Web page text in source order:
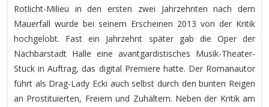
Rotlicht-Milieu in den ersten zwei Jahrzehnten nach dem
Mauerfall wurde bei seinem Erscheinen 2013 von der Kritik
hochgelobt. Fast ein Jahrzehnt später gab die Oper der
Nachbarstadt Halle eine avantgardistisches Musik-Theater-
Stück in Auftrag, das digital Premiere hatte. Der Romanautor
führt als Drag-Lady Ecki auch selbst durch den bunten Reigen
an Prostituierten, Freiern und Zuhältern. Neben der Kritik am